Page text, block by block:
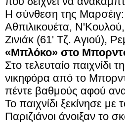
Η σύνθεση της
Αθπιλικουέτα,
Ζινιάκ (61' Τζ. Αγιού),
«Μπλόκο» στο
Στο τελευταίο
νικηφόρα από το
πέντε βαθμούς αφού
Το παιχνίδι ξεκίνησε
Παριζιάνοι άνοιξαν το